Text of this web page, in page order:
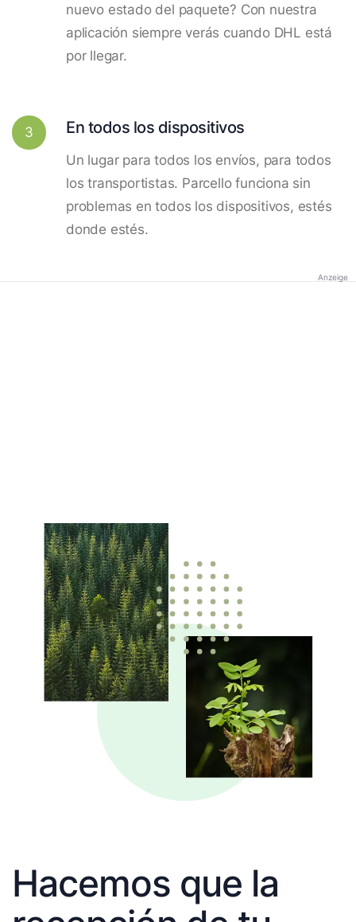
nuevo estado del paquete? Con nuestra
aplicación siempre verás cuando DHL está
por llegar.
3 En todos los dispositivos
Un lugar para todos los envíos, para todos
los transportistas. Parcello funciona sin
problemas en todos los dispositivos, estés
donde estés.
Anzeige
Hacemos que la